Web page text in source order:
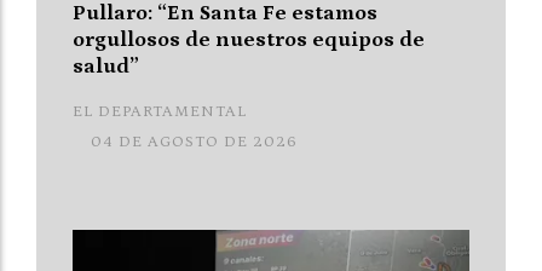
Pullaro: “En Santa Fe estamos
orgullosos de nuestros equipos de
salud”
EL DEPARTAMENTAL
04 DE AGOSTO DE 2026